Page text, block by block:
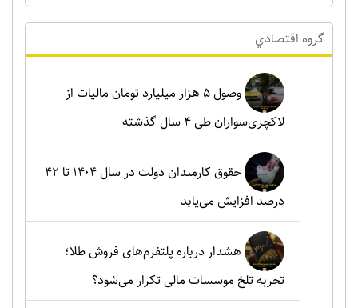
گروه اقتصادي
وصول ۵ هزار میلیارد تومان مالیات از
لاکچری‌سواران طی ۴ سال گذشته
حقوق کارمندان دولت در سال ۱۴۰۴ تا ۴۲
درصد افزایش می‌یابد
هشدار درباره پلتفرم‌های فروش طلا؛
تجربه تلخ موسسات مالی تکرار می‌شود؟